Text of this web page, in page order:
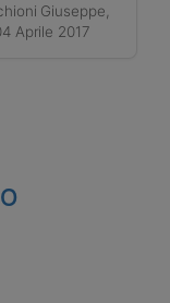
Giuseppe,
Aprile 2017